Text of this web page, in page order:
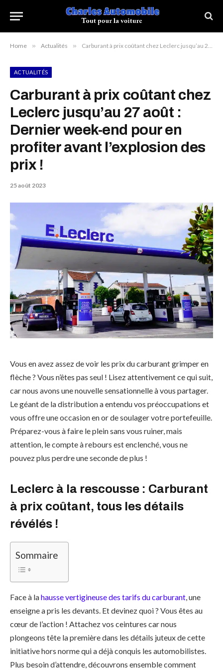
Home » Actualités » Carburant à prix coûtant chez Leclerc jusqu’au 27 août : Dernier week-end pour en profiter avant l’explosion des prix !
ACTUALITÉS
Carburant à prix coûtant chez
Leclerc jusqu’au 27 août :
Dernier week-end pour en
profiter avant l’explosion des
prix !
25 août 2023
Vous en avez assez de voir les prix du carburant grimper en
flèche ? Vous n’êtes pas seul ! Lisez attentivement ce qui suit,
car nous avons une nouvelle sensationnelle à vous partager.
Le géant de la distribution a entendu vos préoccupations et
vous offre une occasion en or de soulager votre portefeuille.
Préparez-vous à faire le plein sans vous ruiner, mais
attention, le compte à rebours est enclenché, vous ne
pouvez plus perdre une seconde de plus !
Leclerc à la rescousse : Carburant
à prix coûtant, tous les détails
révélés !
Sommaire
Face à lahausse vertigineuse des tarifs du carburant, une
enseigne a pris les devants. Et devinez quoi ? Vous êtes au
cœur de l’action ! Attachez vos ceintures car nous
plongeons tête la première dans les détails juteux de cette
initiative hors norme qui a déjà conquis les automobilistes.
Plus besoin d’attendre, découvrons ensemble comment